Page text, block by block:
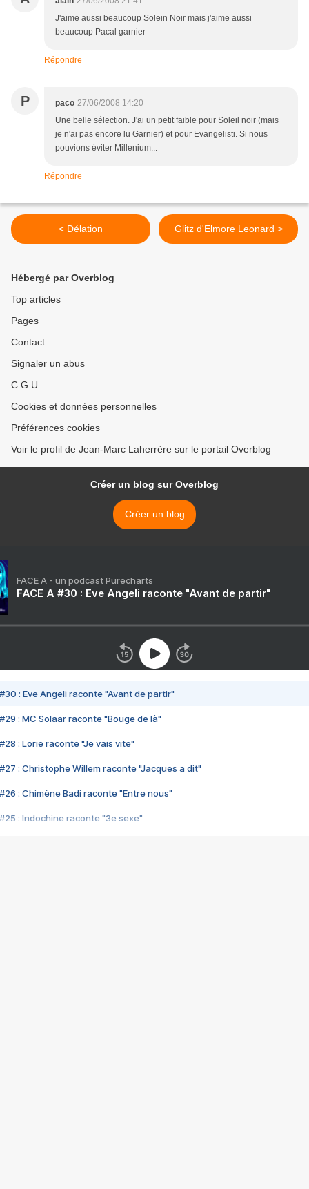
J'aime aussi beaucoup Solein Noir mais j'aime aussi
beaucoup Pacal garnier
Répondre
P paco 27/06/2008 14:20
Une belle sélection. J'ai un petit faible pour Soleil noir (mais
je n'ai pas encore lu Garnier) et pour Evangelisti. Si nous
pouvions éviter Millenium...
Répondre
< Délation Glitz d'Elmore Leonard >
Hébergé par Overblog
Top articles
Pages
Contact
Signaler un abus
C.G.U.
Cookies et données personnelles
Préférences cookies
Voir le profil de Jean-Marc Laherrère sur le portail Overblog
Créer un blog sur Overblog
Créer un blog
FACE A - un podcast Purecharts
FACE A #30 : Eve Angeli raconte "Avant de partir"
#30 : Eve Angeli raconte "Avant de partir"
#29 : MC Solaar raconte "Bouge de là"
#28 : Lorie raconte "Je vais vite"
#27 : Christophe Willem raconte "Jacques a dit"
#26 : Chimène Badi raconte "Entre nous"
#25 : Indochine raconte "3e sexe"